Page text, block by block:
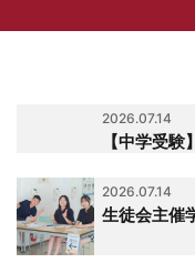
2026.07.14
【中学受
2026.07.14
生徒会主催